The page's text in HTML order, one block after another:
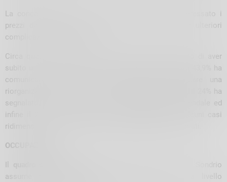
La concomitanza con i forti rincari che hanno interessato i
prezzi dell’energia elettrica e del gas ha portato a ulteriori
complicazioni dello scenario.
Circa quattro realtà su cinque (77,9%) hanno indicato di aver
subito una contrazione dei propri margini di profitto, il 43,9% ha
comunicato di essere stata costretta ad applicare una
riorganizzazione del lavoro e/o dell’attività produttiva, il 24% ha
segnalato di aver limitato una parte dell’attività aziendale ed
infine il 21,4% ha rivelato di aver posticipato o in alcuni casi
ridimensionato gli investimenti aziendali già programmati.
OCCUPAZIONE
delle imprese di Lecco e di Sondrio
assume gli stessi toni di quanto esaminato a livello